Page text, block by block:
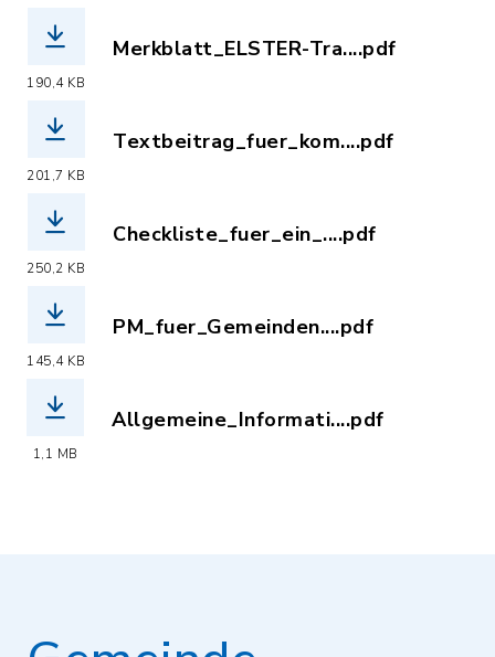
190,4 KB
Merkblatt_ELSTER-Tra....pdf
201,7 KB
Textbeitrag_fuer_kom....pdf
250,2 KB
Checkliste_fuer_ein_....pdf
145,4 KB
PM_fuer_Gemeinden....pdf
1,1 MB
Allgemeine_Informati....pdf